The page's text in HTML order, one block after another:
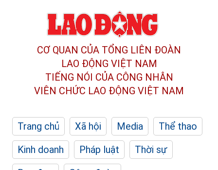
CƠ QUAN CỦA TỔNG LIÊN ĐOÀN
LAO ĐỘNG VIỆT NAM
TIẾNG NÓI CỦA CÔNG NHÂN
VIÊN CHỨC LAO ĐỘNG VIỆT NAM
Trang chủ Xã hội Media
Thể thao
Kinh doanh
Pháp luật
Thời sự